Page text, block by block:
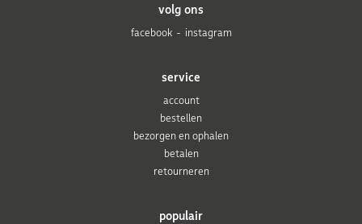
populair
service
account
bestellen
bezorgen en ophalen
betalen
retourneren
volg ons
facebook
instagram